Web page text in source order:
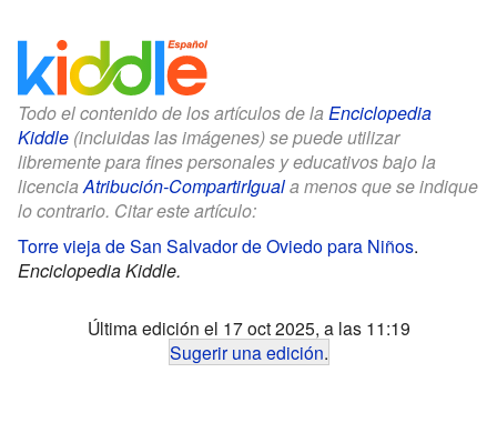
Todo el contenido de los artículos de la Enciclopedia
Kiddle (incluidas las imágenes) se puede utilizar
libremente para fines personales y educativos bajo la
licenciaAtribución-CompartirIguala menos que se indique
lo contrario. Citar este artículo:
Torre vieja de San Salvador de Oviedo para Niños.
Enciclopedia Kiddle.
Última edición el 17 oct 2025, a las 11:19
Sugerir una edición.